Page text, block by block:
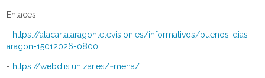
Enlaces:
- https://alacarta.aragontelevision.es/informativos/buenos-dias-
aragon-15012026-0800
- https://webdiis.unizar.es/~mena/